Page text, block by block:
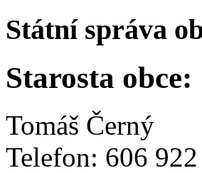
Státní správa
Starosta obce:
Tomáš Černý
Telefon: 606